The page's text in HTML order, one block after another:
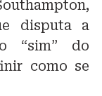
disputa a
“sim” do
como se